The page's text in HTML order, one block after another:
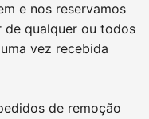
e nos reservamos
qualquer ou todos
vez recebida
de remoção